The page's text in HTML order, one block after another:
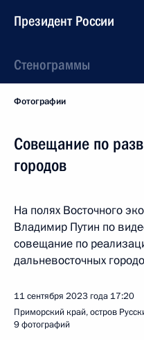
Президент России
Стенограммы
Фотографии
Совещание по
городов
На полях Восточного
Владимир Путин по
совещание по
дальневосточных
11 сентября 2023 года 17:20
Приморский край, остров
9 фотографий